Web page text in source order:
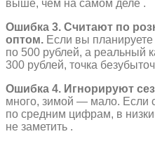
выше, чем на самом деле .
Ошибка 3. Считают по
оптом. Если вы
по 500 рублей, а реальный
300 рублей, точка
Ошибка 4. Игнорируют
много, зимой — мало. Если
по средним цифрам, в
не заметить .